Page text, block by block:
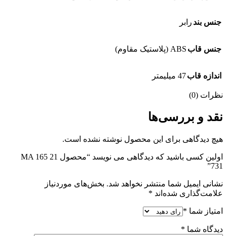
جنس بند رابر
جنس قاب ABS (پلاستیک مقاوم)
اندازه قاب47 میلیمتر
نظرات (0)
نقد و بررسی‌ها
هیچ دیدگاهی برای این محصول نوشته نشده است.
اولین کسی باشید که دیدگاهی می نویسد “محصول MA 165 21
731”
نشانی ایمیل شما منتشر نخواهد شد. بخش‌های موردنیاز
علامت‌گذاری شده‌اند *
امتیاز شما *
دیدگاه شما *